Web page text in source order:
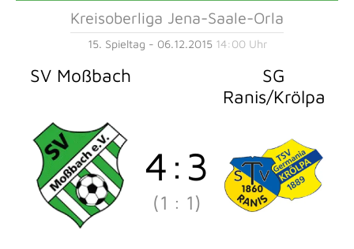
Kreisoberliga Jena-Saale-Orla
15. Spieltag - 06.12.2015 14:00 Uhr
SV Moßbach
SG
Ranis/Krölpa
4 : 3
(1 : 1)